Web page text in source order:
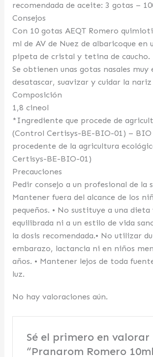
recomendada de aceite: 3 gotas –
Consejos
Con 10 gotas AEQT Romero
ml de AV de Nuez de albaricoque en
pipeta de cristal y tetina de caucho.
Se obtienen unas gotas nasales muy
desatascar, suavizar y cuidar la
Composición
1,8 cineol
*Ingrediente que procede de
(Control Certisys-BE-BIO-01) – BIO
procedente de la agricultura
Certisys-BE-BIO-01)
Precauciones
Pedir consejo a un profesional de la
Mantener fuera del alcance de los
pequeños. • No sustituye a una
equilibrada ni a un estilo de vida
la dosis recomendada.• No utilizar
embarazo, lactancia ni en niños
años. • Mantener lejos de toda
luz.
No hay valoraciones aún.
Sé el primero en valorar
“Pranarom Romero